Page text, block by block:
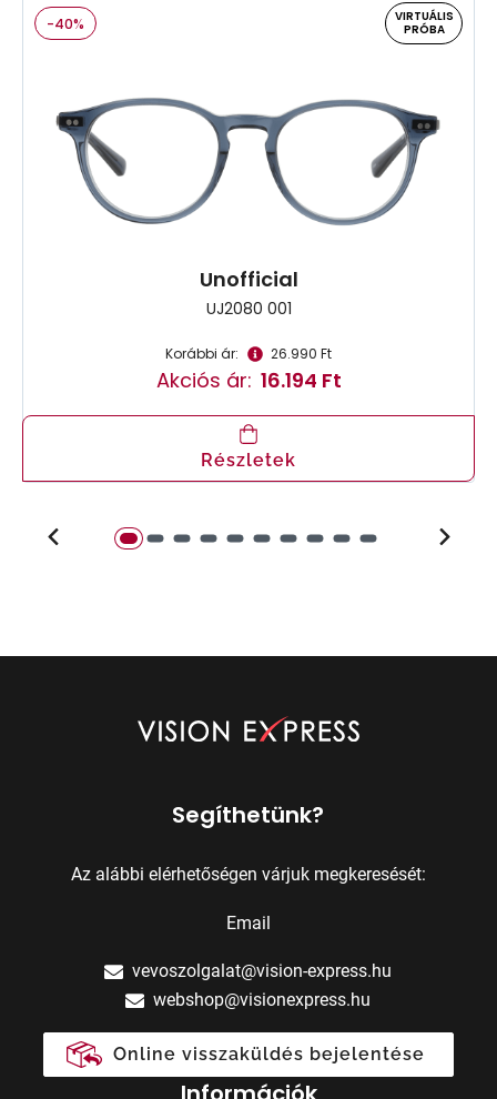
-40%
VIRTUÁLIS
PRÓBA
Unofficial
UJ2080 001
Korábbi ár: 26.990 Ft
Akciós ár: 16.194 Ft
Részletek
Segíthetünk?
Az alábbi elérhetőségen várjuk megkeresését:
Email
vevoszolgalat@vision-express.hu
webshop@visionexpress.hu
Online visszaküldés bejelentése